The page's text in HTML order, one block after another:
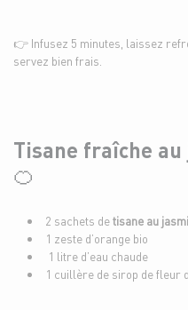
👉 Infusez 5 minutes, laissez
servez bien frais.
Tisane fraîche
🍊
2 sachets detisane au
1 zeste d’orange bio
1 litre d’eau chaude
1 cuillère de sirop de fleur